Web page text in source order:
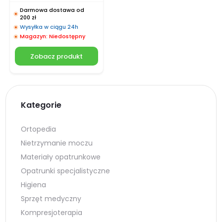
Darmowa dostawa od
200 zł
Wysyłka w ciągu 24h
Magazyn: Niedostępny
Zobacz produkt
Kategorie
Ortopedia
Nietrzymanie moczu
Materiały opatrunkowe
Opatrunki specjalistyczne
Higiena
Sprzęt medyczny
Kompresjoterapia